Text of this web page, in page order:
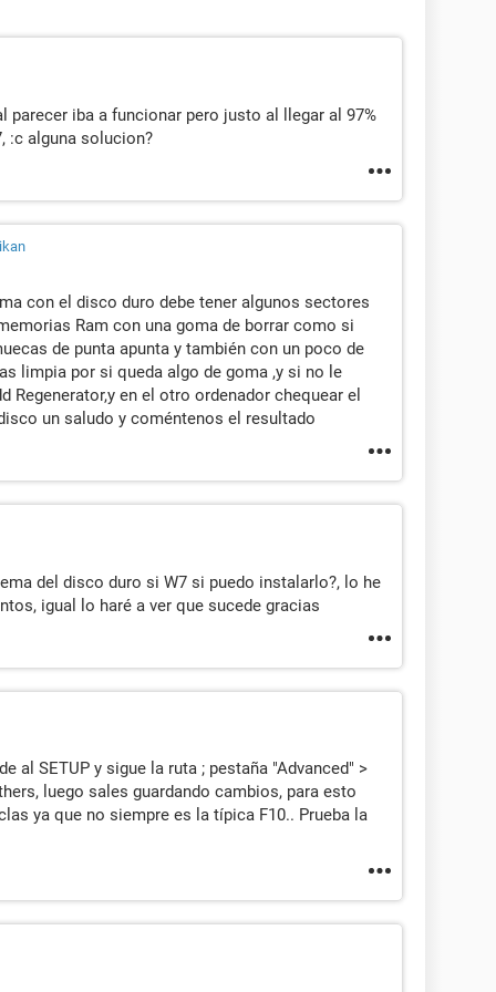
iba a funcionar pero justo al llegar al 97%
:c alguna solucion?
con el disco duro debe tener algunos sectores
Ram con una goma de borrar como si
de punta apunta y también con un poco de
limpia por si queda algo de goma ,y si no le
Regenerator,y en el otro ordenador chequear el
un saludo y coméntenos el resultado
del disco duro si W7 si puedo instalarlo?, lo he
igual lo haré a ver que sucede gracias
al SETUP y sigue la ruta ; pestaña "Advanced" >
luego sales guardando cambios, para esto
ya que no siempre es la típica F10.. Prueba la